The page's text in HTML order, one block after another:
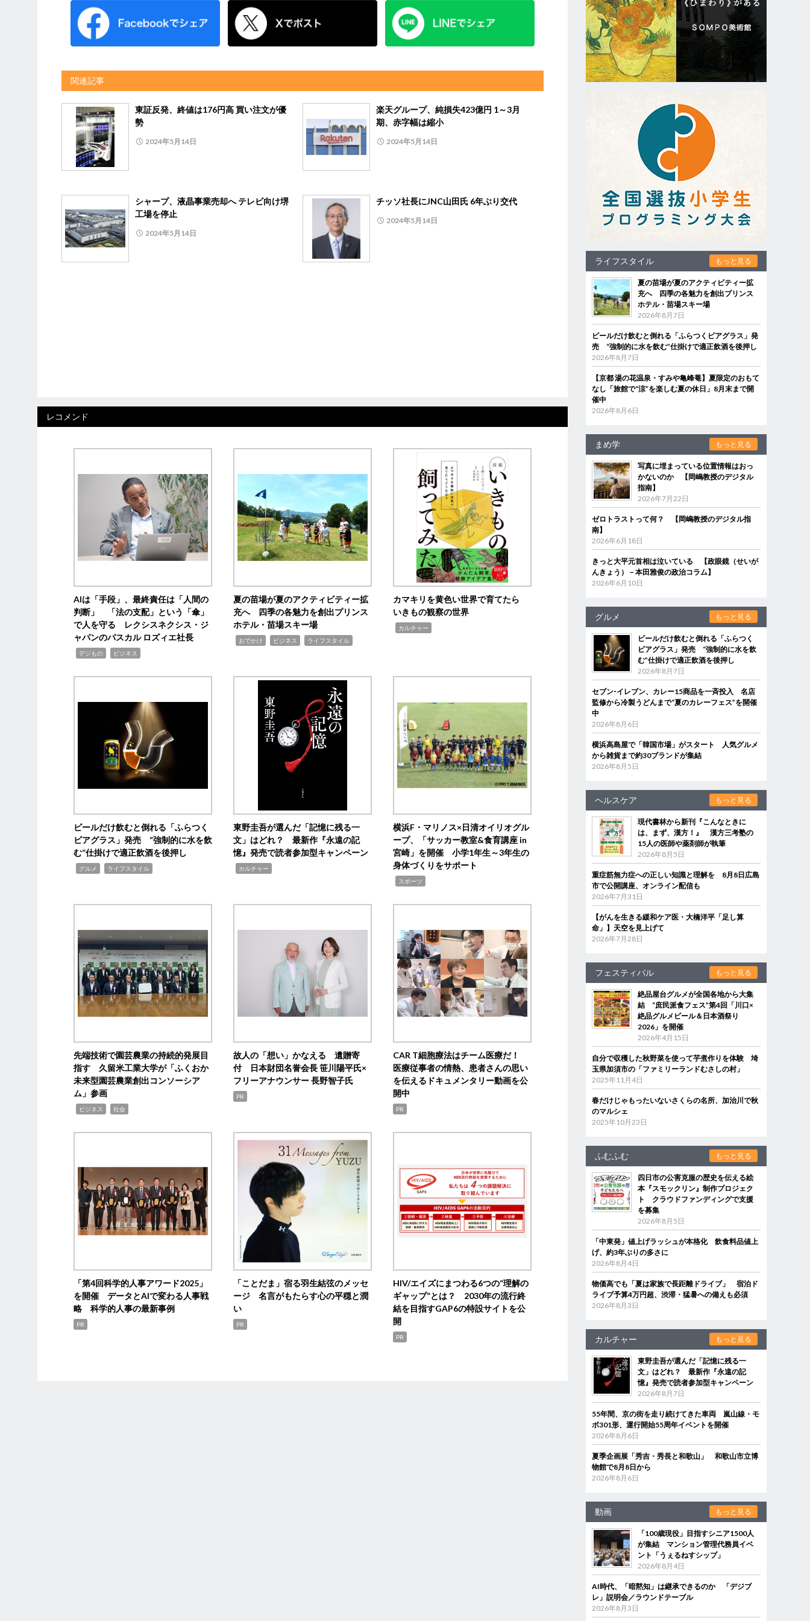
関連記事
東証反発、終値は176円高 買い注文が優
勢
2024年5月14日
楽天グループ、純損失423億円 1～3月
期、赤字幅は縮小
2024年5月14日
シャープ、液晶事業売却へ テレビ向け堺
工場を停止
2024年5月14日
チッソ社長にJNC山田氏 6年ぶり交代
2024年5月14日
レコメンド
AIは「手段」、最終責任は「人間の
判断」 「法の支配」という「傘」
で人を守る レクシスネクシス・ジ
ャパンのパスカル ロズィエ社長
デジもの ビジネス
夏の苗場が夏のアクティビティー拡
充へ 四季の各魅力を創出プリンス
ホテル・苗場スキー場
おでかけ ビジネス ライフスタイル
カマキリを黄色い世界で育てたら
いきもの観察の世界
カルチャー
ビールだけ飲むと倒れる「ふらつく
ビアグラス」発売 “強制的に水を飲
む”仕掛けで適正飲酒を後押し
グルメ ライフスタイル
東野圭吾が選んだ「記憶に残る一
文」はどれ？ 最新作『永遠の記
憶』発売で読者参加型キャンペーン
カルチャー
横浜F・マリノス×日清オイリオグル
ープ、「サッカー教室&食育講座 in
宮崎」を開催 小学1年生～3年生の
身体づくりをサポート
スポーツ
先端技術で園芸農業の持続的発展目
指す 久留米工業大学が「ふくおか
未来型園芸農業創出コンソーシア
ム」参画
ビジネス 社会
故人の「想い」かなえる 遺贈寄
付 日本財団名誉会長 笹川陽平氏×
フリーアナウンサー 長野智子氏
PR
CAR T細胞療法はチーム医療だ！
医療従事者の情熱、患者さんの思い
を伝えるドキュメンタリー動画を公
開中
PR
「第4回科学的人事アワード2025」
を開催 データとAIで変わる人事戦
略 科学的人事の最新事例
PR
「ことだま」宿る羽生結弦のメッセ
ージ 名言がもたらす心の平穏と潤
い
PR
HIV/エイズにまつわる6つの“理解の
ギャップ”とは？ 2030年の流行終
結を目指すGAP6の特設サイトを公
開
PR
ライフスタイル もっと見る
夏の苗場が夏のアクティビティー拡
充へ 四季の各魅力を創出プリンス
ホテル・苗場スキー場
2026年8月7日
ビールだけ飲むと倒れる「ふらつくビアグラス」発
売 “強制的に水を飲む”仕掛けで適正飲酒を後押し
2026年8月7日
【京都 湯の花温泉・すみや亀峰菴】夏限定のおもて
なし「旅館で“涼”を楽しむ夏の休日」8月末まで開
催中
2026年8月6日
まめ学 もっと見る
写真に埋まっている位置情報はおっ
かないのか 【岡嶋教授のデジタル
指南】
2026年7月22日
ゼロトラストって何？ 【岡嶋教授のデジタル指
南】
2026年6月18日
きっと大平元首相は泣いている 【政眼鏡（せいが
んきょう）－本田雅俊の政治コラム】
2026年6月10日
グルメ もっと見る
ビールだけ飲むと倒れる「ふらつく
ビアグラス」発売 “強制的に水を飲
む”仕掛けで適正飲酒を後押し
2026年8月7日
セブン‐イレブン、カレー15商品を一斉投入 名店
監修から冷製うどんまで“夏のカレーフェス”を開催
中
2026年8月6日
横浜高島屋で「韓国市場」がスタート 人気グルメ
から雑貨まで約30ブランドが集結
2026年8月5日
ヘルスケア もっと見る
現代書林から新刊『こんなときに
は、まず、漢方！』 漢方三考塾の
15人の医師や薬剤師が執筆
2026年8月5日
重症筋無力症への正しい知識と理解を 8月8日広島
市で公開講座、オンライン配信も
2026年7月31日
【がんを生きる緩和ケア医・大橋洋平「足し算
命」】天空を見上げて
2026年7月28日
フェスティバル もっと見る
絶品屋台グルメが全国各地から大集
結 “庶民派食フェス”第4回「川口×
絶品グルメビール＆日本酒祭り
2026」を開催
2026年4月15日
自分で収穫した秋野菜を使って芋煮作りを体験 埼
玉県加須市の「ファミリーランドむさしの村」
2025年11月4日
春だけじゃもったいないさくらの名所、加治川で秋
のマルシェ
2025年10月23日
ふむふむ もっと見る
四日市の公害克服の歴史を伝える絵
本『スモックリン』制作プロジェク
ト クラウドファンディングで支援
を募集
2026年8月5日
「中東発」値上げラッシュが本格化 飲食料品値上
げ、約3年ぶりの多さに
2026年8月4日
物価高でも「夏は家族で長距離ドライブ」 宿泊ド
ライブ予算4万円超、渋滞・猛暑への備えも必須
2026年8月3日
カルチャー もっと見る
東野圭吾が選んだ「記憶に残る一
文」はどれ？ 最新作『永遠の記
憶』発売で読者参加型キャンペーン
2026年8月7日
55年間、京の街を走り続けてきた車両 嵐山線・モ
ボ301形、運行開始55周年イベントを開催
2026年8月6日
夏季企画展「秀吉・秀長と和歌山」 和歌山市立博
物館で8月8日から
2026年8月6日
動画 もっと見る
「100歳現役」目指すシニア1500人
が集結 マンション管理代務員イベ
ント「うぇるねすシップ」
2026年8月4日
AI時代、「暗黙知」は継承できるのか 「デジブ
レ」説明会／ラウンドテーブル
2026年8月3日